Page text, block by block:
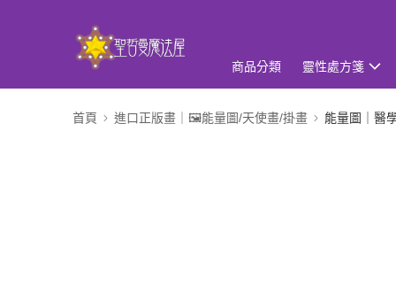
商品分類 靈性處方箋
首頁 進口正版畫｜🖼️能量圖/天使畫/掛畫 能量圖｜醫